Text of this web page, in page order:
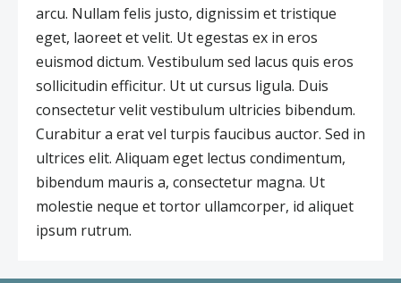
arcu. Nullam felis justo, dignissim et tristique
eget, laoreet et velit. Ut egestas ex in eros
euismod dictum. Vestibulum sed lacus quis eros
sollicitudin efficitur. Ut ut cursus ligula. Duis
consectetur velit vestibulum ultricies bibendum.
Curabitur a erat vel turpis faucibus auctor. Sed in
ultrices elit. Aliquam eget lectus condimentum,
bibendum mauris a, consectetur magna. Ut
molestie neque et tortor ullamcorper, id aliquet
ipsum rutrum.